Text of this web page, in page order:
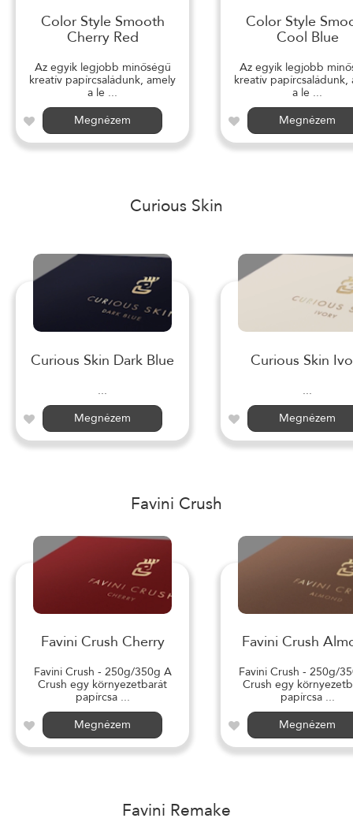
Color Style Smooth
Cherry Red
Az egyik legjobb minőségű
kreatív papírcsaládunk, amely
a le ...
Megnézem
Color Style
Cool Blue
Az egyik legjobb
kreatív papírcsaládunk,
a le ...
Megnézem
Curious Skin
Curious Skin Dark Blue
...
Megnézem
Curious Skin
...
Megnézem
Favini Crush
Favini Crush Cherry
Favini Crush - 250g/350g A
Crush egy környezetbarát
papírcsa ...
Megnézem
Favini Crush
Favini Crush - 250g/
Crush egy
papírcsa ...
Megnézem
Favini Remake